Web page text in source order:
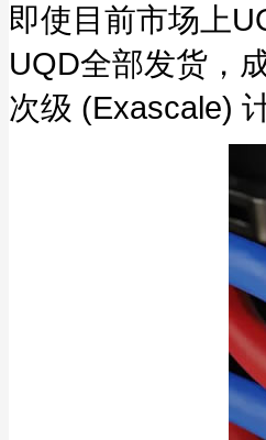
即使目前市场上
UQD全部发货，
次级 (Exascale)